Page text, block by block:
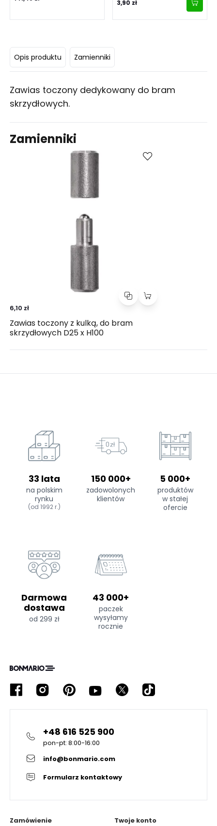
3,90 zł
Opis produktu Zamienniki
Zawias toczony dedykowany do bram
skrzydłowych.
Zamienniki
Kup
6,10 zł
Zawias toczony z kulką, do bram
skrzydłowych D25 x H100
33 lata
na polskim
rynku
(od 1992 r.)
150 000+
zadowolonych
klientów
5 000+
produktów
w stałej
ofercie
Darmowa
dostawa
od 299 zł
43 000+
paczek
wysyłamy
rocznie
+48 616 525 900
pon-pt: 8:00-16:00
info@bonmario.com
Formularz kontaktowy
Zamówienie
Twoje konto